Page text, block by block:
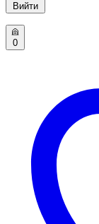
Вийти
0